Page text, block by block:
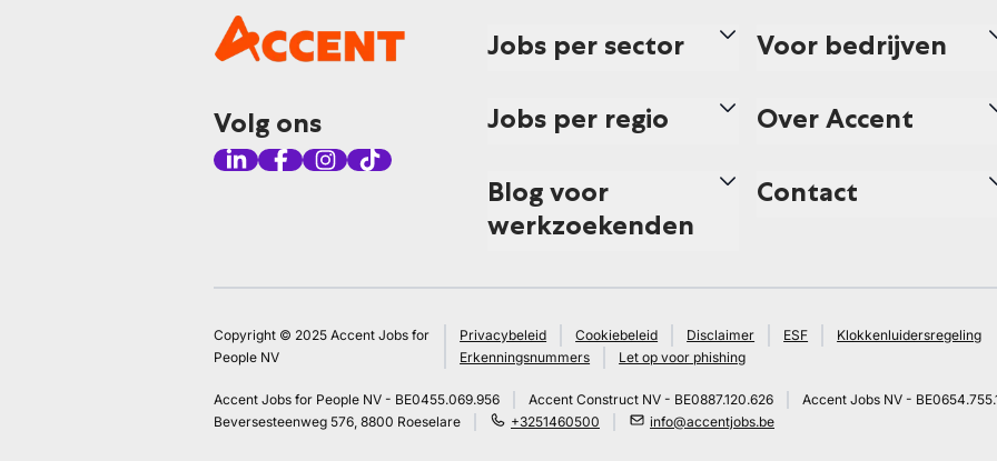
Volg ons
Jobs per sector
Jobs per regio
Blog voor
werkzoekenden
Voor bedrijven
Over Accent
Contact
Copyright © 2025 Accent Jobs for
People NV
Privacybeleid Cookiebeleid Disclaimer ESF
Klokkenluidersregeling
Erkenningsnummers
Let op voor phishing
Accent Jobs for People NV - BE0455.069.956 Accent Construct NV - BE0887.120.626
Accent Jobs NV -
Beversesteenweg 576, 8800 Roeselare
+3251460500 info@accentjobs.be